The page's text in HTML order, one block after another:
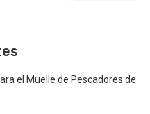
el Muelle de Pescadores de